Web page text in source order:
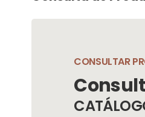
CONSULTAR